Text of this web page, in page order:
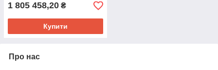
1 805 458,20 ₴
Купити
Про нас